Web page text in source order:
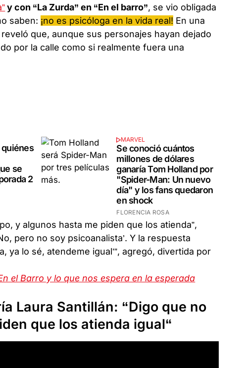
y con “La Zurda” en “En el barro”, se vio obligada
saben: ¡no es psicóloga en la vida real! En una
reveló que, aunque sus personajes hayan dejado
por la calle como si realmente fuera una
quiénes
se
2
MARVEL
Se conoció cuántos
millones de dólares
ganaría Tom Holland por
"Spider-Man: Un nuevo
día" y los fans quedaron
en shock
FLORENCIA ROSA
y algunos hasta me piden que los atienda”,
pero no soy psicoanalista’. Y la respuesta
ya lo sé, atendeme igual’”, agregó, divertida por
el Barro y lo que nos espera en la esperada
Laura Santillán: “Digo que no
que los atienda igual“